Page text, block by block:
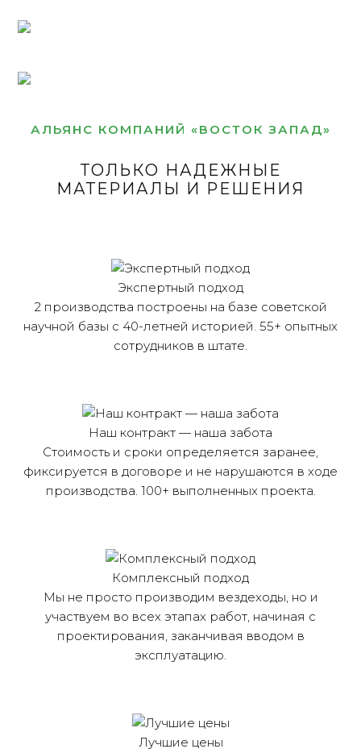
АЛЬЯНС КОМПАНИЙ «ВОСТОК ЗАПАД»
ТОЛЬКО НАДЕЖНЫЕ
МАТЕРИАЛЫ И РЕШЕНИЯ
Экспертный подход
2 производства построены на базе советской
научной базы с 40-летней историей. 55+ опытных
сотрудников в штате.
Наш контракт — наша забота
Стоимость и сроки определяется заранее,
фиксируется в договоре и не нарушаются в ходе
производства. 100+ выполненных проекта.
Комплексный подход
Мы не просто производим вездеходы, но и
участвуем во всех этапах работ, начиная с
проектирования, заканчивая вводом в
эксплуатацию.
Лучшие цены